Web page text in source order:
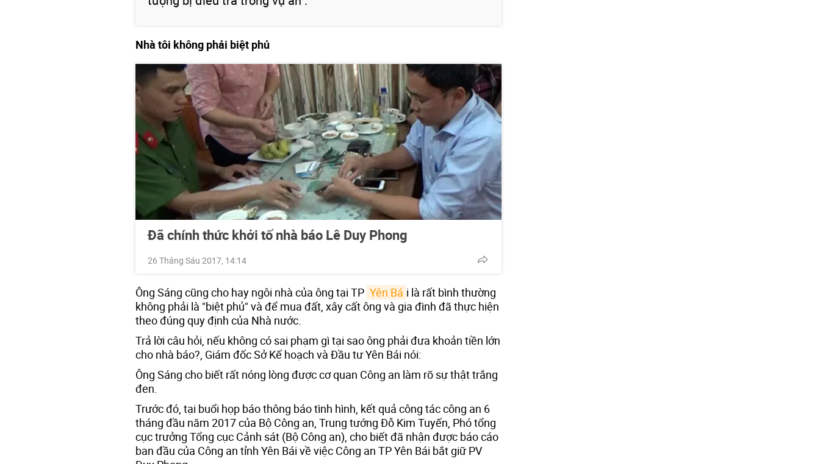
Nhà tôi không phải biệt phủ
Đã chính thức khởi tố nhà báo Lê Duy Phong
26 Tháng Sáu 2017, 14:14
Ông Sáng cũng cho hay ngôi nhà của ông tại TP Yên Bá i là rất bình thường
không phải là "biệt phủ" và để mua đất, xây cất ông và gia đình đã thực hiện
theo đúng quy định của Nhà nước.
Trả lời câu hỏi, nếu không có sai phạm gì tại sao ông phải đưa khoản tiền lớn
cho nhà báo?, Giám đốc Sở Kế hoạch và Đầu tư Yên Bái nói:
Ông Sáng cho biết rất nóng lòng được cơ quan Công an làm rõ sự thật trắng
đen.
Trước đó, tại buổi họp báo thông báo tình hình, kết quả công tác công an 6
tháng đầu năm 2017 của Bộ Công an, Trung tướng Đỗ Kim Tuyến, Phó tổng
cục trưởng Tổng cục Cảnh sát (Bộ Công an), cho biết đã nhận được báo cáo
ban đầu của Công an tỉnh Yên Bái về việc Công an TP Yên Bái bắt giữ PV